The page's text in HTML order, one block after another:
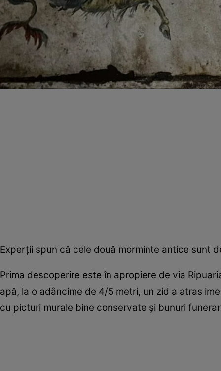
Experții spun că cele două morminte antice sunt
Prima descoperire este în apropiere de via
apă, la o adâncime de 4/5 metri, un zid a atras
cu picturi murale bine conservate și bunuri